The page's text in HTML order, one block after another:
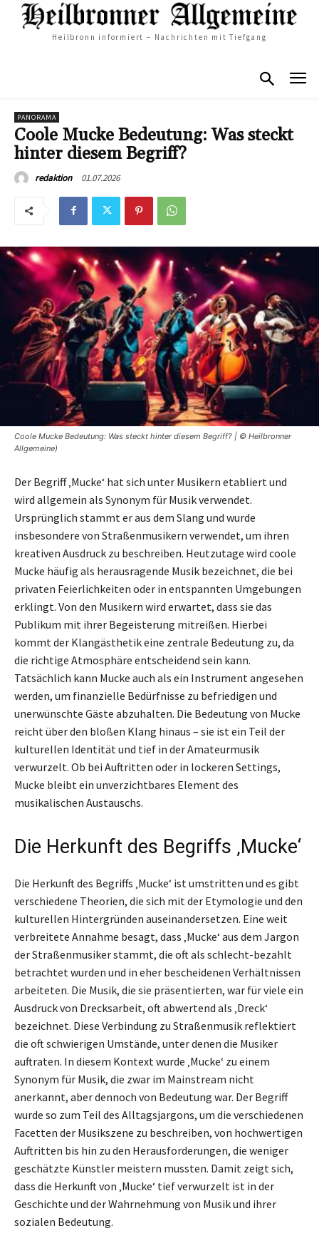
Heilbronn informiert – Nachrichten mit Tiefgang
PANORAMA
Coole Mucke Bedeutung: Was steckt
hinter diesem Begriff?
redaktion 01.07.2026
Coole Mucke Bedeutung: Was steckt hinter diesem Begriff? | © Heilbronner
Allgemeine)
Der Begriff ‚Mucke‘ hat sich unter Musikern etabliert und
wird allgemein als Synonym für Musik verwendet.
Ursprünglich stammt er aus dem Slang und wurde
insbesondere von Straßenmusikern verwendet, um ihren
kreativen Ausdruck zu beschreiben. Heutzutage wird coole
Mucke häufig als herausragende Musik bezeichnet, die bei
privaten Feierlichkeiten oder in entspannten Umgebungen
erklingt. Von den Musikern wird erwartet, dass sie das
Publikum mit ihrer Begeisterung mitreißen. Hierbei
kommt der Klangästhetik eine zentrale Bedeutung zu, da
die richtige Atmosphäre entscheidend sein kann.
Tatsächlich kann Mucke auch als ein Instrument angesehen
werden, um finanzielle Bedürfnisse zu befriedigen und
unerwünschte Gäste abzuhalten. Die Bedeutung von Mucke
reicht über den bloßen Klang hinaus – sie ist ein Teil der
kulturellen Identität und tief in der Amateurmusik
verwurzelt. Ob bei Auftritten oder in lockeren Settings,
Mucke bleibt ein unverzichtbares Element des
musikalischen Austauschs.
Die Herkunft des Begriffs ‚Mucke‘
Die Herkunft des Begriffs ‚Mucke‘ ist umstritten und es gibt
verschiedene Theorien, die sich mit der Etymologie und den
kulturellen Hintergründen auseinandersetzen. Eine weit
verbreitete Annahme besagt, dass ‚Mucke‘ aus dem Jargon
der Straßenmusiker stammt, die oft als schlecht-bezahlt
betrachtet wurden und in eher bescheidenen Verhältnissen
arbeiteten. Die Musik, die sie präsentierten, war für viele ein
Ausdruck von Drecksarbeit, oft abwertend als ‚Dreck‘
bezeichnet. Diese Verbindung zu Straßenmusik reflektiert
die oft schwierigen Umstände, unter denen die Musiker
auftraten. In diesem Kontext wurde ‚Mucke‘ zu einem
Synonym für Musik, die zwar im Mainstream nicht
anerkannt, aber dennoch von Bedeutung war. Der Begriff
wurde so zum Teil des Alltagsjargons, um die verschiedenen
Facetten der Musikszene zu beschreiben, von hochwertigen
Auftritten bis hin zu den Herausforderungen, die weniger
geschätzte Künstler meistern mussten. Damit zeigt sich,
dass die Herkunft von ‚Mucke‘ tief verwurzelt ist in der
Geschichte und der Wahrnehmung von Musik und ihrer
sozialen Bedeutung.